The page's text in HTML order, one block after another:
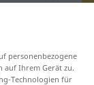
für
personenbezogene
auf Ihrem Gerät zu.
Technologien für